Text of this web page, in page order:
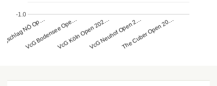
NÖ Op…
VcG Bodensee Ope…VcG Köln Open 202…VcG Neuhof Open 2…The Cuber Open 20…
-1.0